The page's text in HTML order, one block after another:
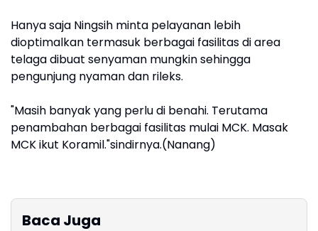
Hanya saja Ningsih minta pelayanan lebih
dioptimalkan termasuk berbagai fasilitas di area
telaga dibuat senyaman mungkin sehingga
pengunjung nyaman dan rileks.
"Masih banyak yang perlu di benahi. Terutama
penambahan berbagai fasilitas mulai MCK. Masak
MCK ikut Koramil."sindirnya.(Nanang)
Baca Juga